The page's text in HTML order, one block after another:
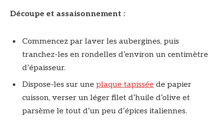
Découpe et assaisonnement :
Commencez par laver les aubergines, puis
tranchez-les en rondelles d’environ un centimètre
d’épaisseur.
Dispose-les sur une plaque tapissée de papier
cuisson, verser un léger filet d’huile d’olive et
parsème le tout d’un peu d’épices italiennes.